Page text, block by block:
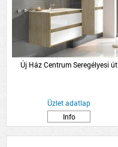
Új Ház Centrum Seregélyesi út
Üzlet adatlap
Info